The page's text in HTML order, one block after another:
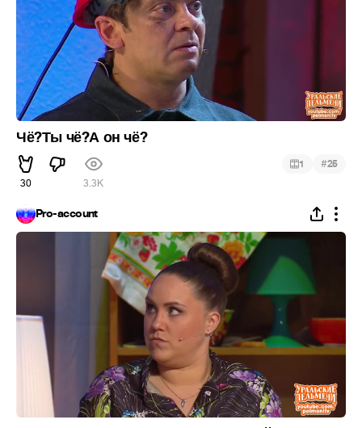
Чё?Ты чё?А он чё?
30 3.3K
1 #25
Pro-account